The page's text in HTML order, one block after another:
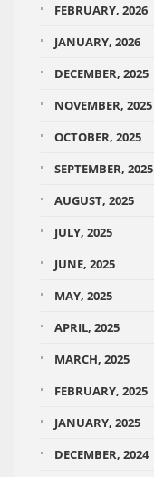
FEBRUARY, 2026
JANUARY, 2026
DECEMBER, 2025
NOVEMBER, 2025
OCTOBER, 2025
SEPTEMBER, 2025
AUGUST, 2025
JULY, 2025
JUNE, 2025
MAY, 2025
APRIL, 2025
MARCH, 2025
FEBRUARY, 2025
JANUARY, 2025
DECEMBER, 2024